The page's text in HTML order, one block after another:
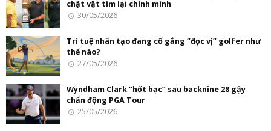
chật vật tìm lại chính mình
30/05/2026
Trí tuệ nhân tạo đang cố gắng “đọc vị” golfer như
thế nào?
27/05/2026
Wyndham Clark “hốt bạc” sau backnine 28 gậy
chấn động PGA Tour
25/05/2026